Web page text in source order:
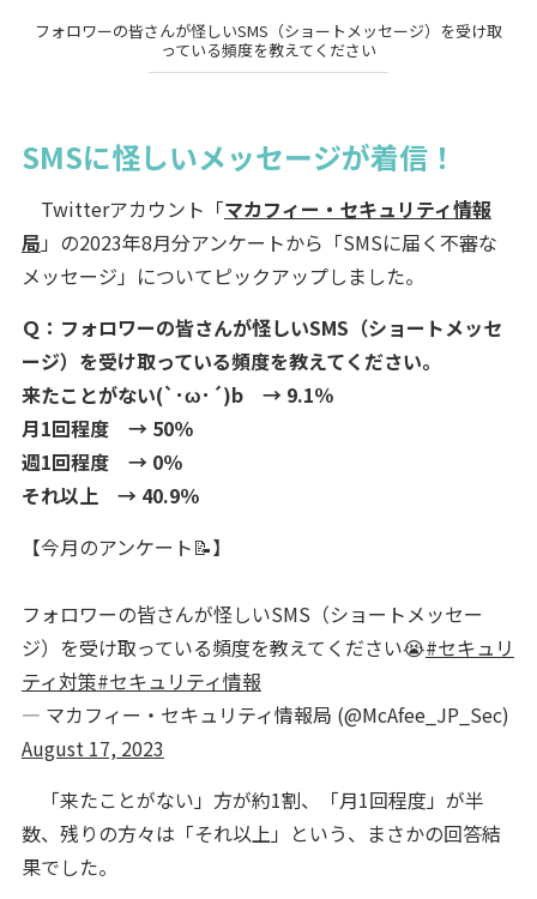
フォロワーの皆さんが怪しいSMS（ショートメッセージ）を受け取
っている頻度を教えてください
SMSに怪しいメッセージが着信！
Twitterアカウント「マカフィー・セキュリティ情報
局 」の2023年8月分アンケートから「SMSに届く不審な
メッセージ」についてピックアップしました。
Ｑ：フォロワーの皆さんが怪しいSMS（ショートメッセ
ージ）を受け取っている頻度を教えてください。
来たことがない(`･ω･´)b → 9.1％
月1回程度 → 50％
週1回程度 → 0％
それ以上 → 40.9％
【今月のアンケート📝】
フォロワーの皆さんが怪しいSMS（ショートメッセー
ジ）を受け取っている頻度を教えてください😭#セキュリ
ティ対策#セキュリティ情報
— マカフィー・セキュリティ情報局 (@McAfee_JP_Sec)
August 17, 2023
「来たことがない」方が約1割、「月1回程度」が半
数、残りの方々は「それ以上」という、まさかの回答結
果でした。